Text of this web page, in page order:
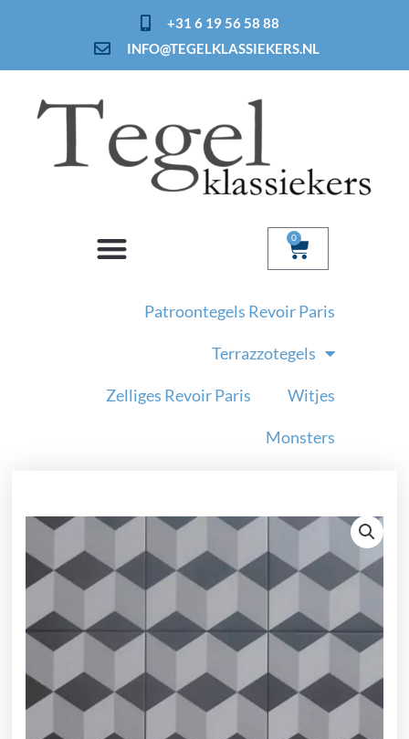
+31 6 19 56 58 88
INFO@TEGELKLASSIEKERS.NL
0
Patroontegels Revoir Paris
Terrazzotegels
Zelliges Revoir Paris Witjes
Monsters